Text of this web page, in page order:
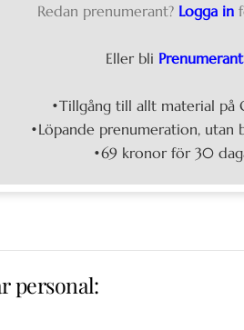
Redan prenumerant? Logga in
Eller bli Prenumerant
•Tillgång till allt material på
•Löpande prenumeration, utan
•69 kronor för 30
personal: